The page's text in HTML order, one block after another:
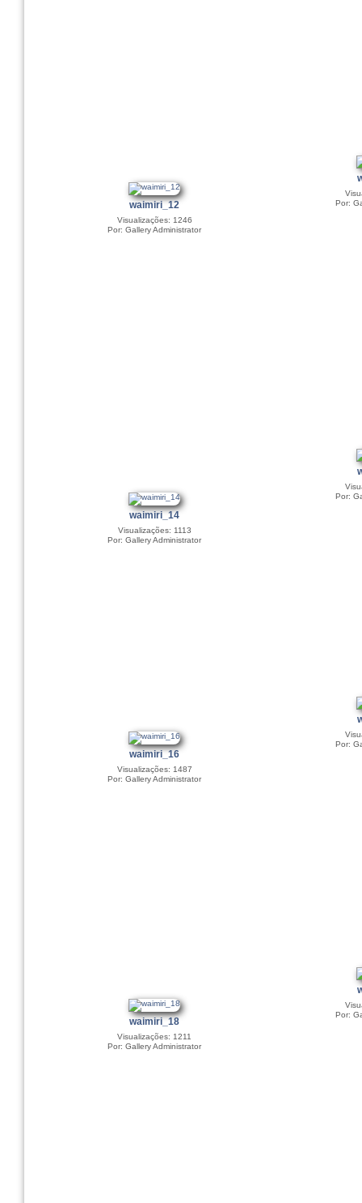
waimiri_12
Visualizações: 1246
Por: Gallery Administrator
Por:
waimiri_14
Visualizações: 1113
Por: Gallery Administrator
Por:
waimiri_16
Visualizações: 1487
Por: Gallery Administrator
Por:
waimiri_18
Visualizações: 1211
Por: Gallery Administrator
Por: